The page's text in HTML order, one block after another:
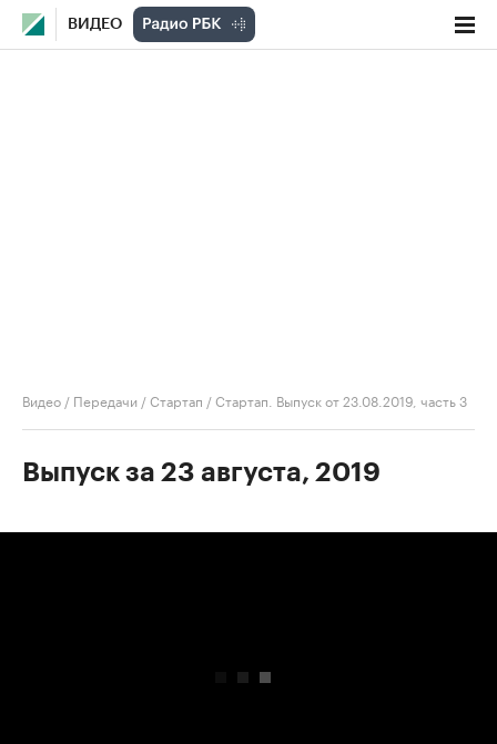
ВИДЕО
Видео / Передачи /Стартап /Стартап. Выпуск от 23.08.2019, часть 3
Выпуск за 23 августа, 2019